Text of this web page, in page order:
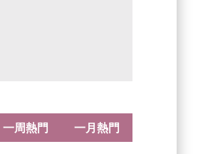
一周熱門 一月熱門